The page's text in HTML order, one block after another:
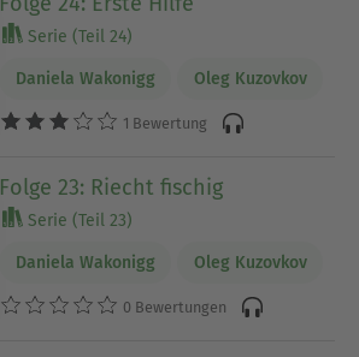
Serie (Teil 24)
Daniela Wakonigg Oleg Kuzovkov
1 Bewertung
Folge 23: Riecht fischig
Serie (Teil 23)
Daniela Wakonigg Oleg Kuzovkov
0 Bewertungen